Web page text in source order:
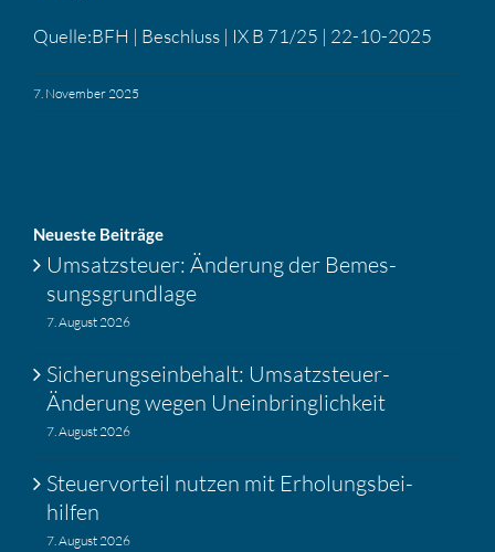
Quelle:BFH | Beschluss | IX B 71/25 | 22-10-2025
7. November 2025
Neueste Beiträge
Umsatz­steuer: Änderung der Bemes­
sungs­grund­lage
7. August 2026
Siche­rungs­ein­be­halt: Umsatz­steuer-
Änderung wegen Unein­bring­lich­keit
7. August 2026
Steuer­vor­teil nutzen mit Erholungs­bei­
hilfen
7. August 2026